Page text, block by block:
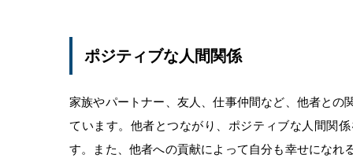
ポジティブな人間関係
家族やパートナー、友人、仕事仲間など、他者と
ています。他者とつながり、ポジティブな人間関
す。また、他者への貢献によって自分も幸せにな